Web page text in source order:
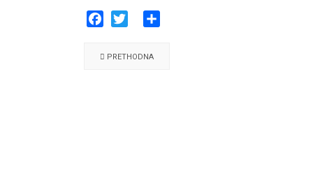
PRETHODNA